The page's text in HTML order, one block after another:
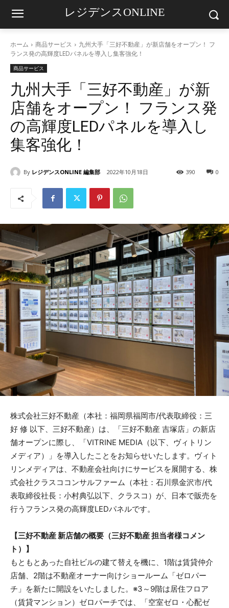
レジデンスONLINE
ホーム 商品サービス
九州大手「三好不動産」が新店舗をオープン！ フ
ランス発の高輝度LEDパネルを導入し集客強化！
商品サービス
九州大手「三好不動産」が新
店舗をオープン！ フランス発
の高輝度LEDパネルを導入し
集客強化！
By レジデンスONLINE 編集部 2022年10月18日 0
390
株式会社三好不動産（本社：福岡県福岡市/代表取締役：三
好 修 以下、三好不動産）は、「三好不動産 吉塚店」の新店
舗オープンに際し、「VITRINE MEDIA（以下、ヴィトリン
メディア）」を導入したことをお知らせいたします。ヴィト
リンメディアは、不動産会社向けにサービスを展開する、株
式会社クラスココンサルファーム（本社：石川県金沢市/代
表取締役社長：小村典弘以下、クラスコ）が、日本で販売を
行うフランス発の高輝度LEDパネルです。
【三好不動産 新店舗の概要（三好不動産 担当者様コメン
ト）】
もともとあった自社ビルの建て替えを機に、1階は賃貸仲介
店舗、2階は不動産オーナー向けショールーム「ゼロパー
チ」を新たに開設をいたしました。※3～9階は居住フロア
（賃貸マンション）ゼロパーチでは、「空室ゼロ・心配ゼ